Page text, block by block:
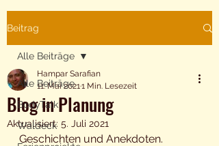
Beitrag
Alle Beiträge
BodyTalk
Waldeck
Alle Beiträge
Blog in Planung
Hampar Sarafian
11. Mai 20211 Min. Lesezeit
Aktualisiert: 5. Juli 2021
Geschichten und Anekdoten.